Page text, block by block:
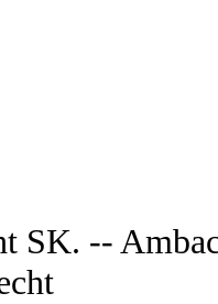
SK. --